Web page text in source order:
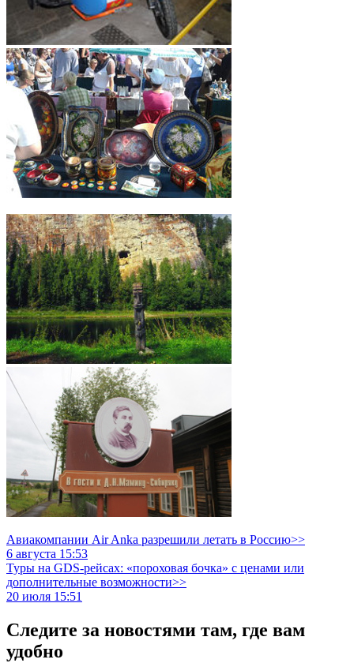
Авиакомпании Air Anka разрешили летать в Россию>>
6 августа 15:53
Туры на GDS-рейсах: «пороховая бочка» с ценами или
дополнительные возможности>>
20 июля 15:51
Следите за новостями там, где вам
удобно